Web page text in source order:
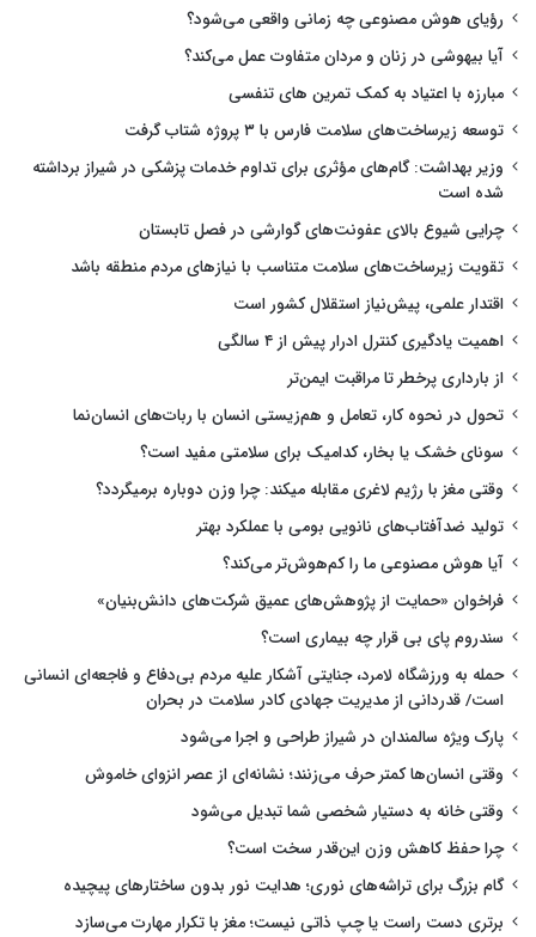
رؤیای هوش مصنوعی چه زمانی واقعی می‌شود؟
آیا بیهوشی در زنان و مردان متفاوت عمل می‌کند؟
مبارزه با اعتیاد به کمک تمرین های تنفسی
توسعه زیرساخت‌های سلامت فارس با ۳ پروژه شتاب گرفت
وزیر بهداشت: گام‌های مؤثری برای تداوم خدمات پزشکی در شیراز برداشته
شده است
چرایی شیوع بالای عفونت‌های گوارشی در فصل تابستان
تقویت زیرساخت‌های سلامت متناسب با نیازهای مردم منطقه باشد
اقتدار علمی، پیش‌نیاز استقلال کشور است
اهمیت یادگیری کنترل ادرار پیش از ۴ سالگی
از بارداری پرخطر تا مراقبت ایمن‌تر
تحول در نحوه کار، تعامل و هم‌زیستی انسان با ربات‌های انسان‌نما
سونای خشک یا بخار، کدامیک برای سلامتی مفید است؟
وقتی مغز با رژیم لاغری مقابله میکند: چرا وزن دوباره برمیگردد؟
تولید ضدآفتاب‌های نانویی بومی با عملکرد بهتر
آیا هوش مصنوعی ما را کم‌هوش‌تر می‌کند؟
فراخوان «حمایت از پژوهش‌های عمیق شرکت‌های دانش‌بنیان»
سندروم پای بی قرار چه بیماری است؟
حمله به ورزشگاه لامرد، جنایتی آشکار علیه مردم بی‌دفاع و فاجعه‌ای انسانی
است/ قدردانی از مدیریت جهادی کادر سلامت در بحران
پارک ویژه سالمندان در شیراز طراحی و اجرا می‌شود
وقتی انسان‌ها کمتر حرف می‌زنند؛ نشانه‌ای از عصر انزوای خاموش
وقتی خانه به دستیار شخصی شما تبدیل می‌شود
چرا حفظ کاهش وزن این‌قدر سخت است؟
گام بزرگ برای تراشه‌های نوری؛ هدایت نور بدون ساختارهای پیچیده
برتری دست راست یا چپ ذاتی نیست؛ مغز با تکرار مهارت می‌سازد